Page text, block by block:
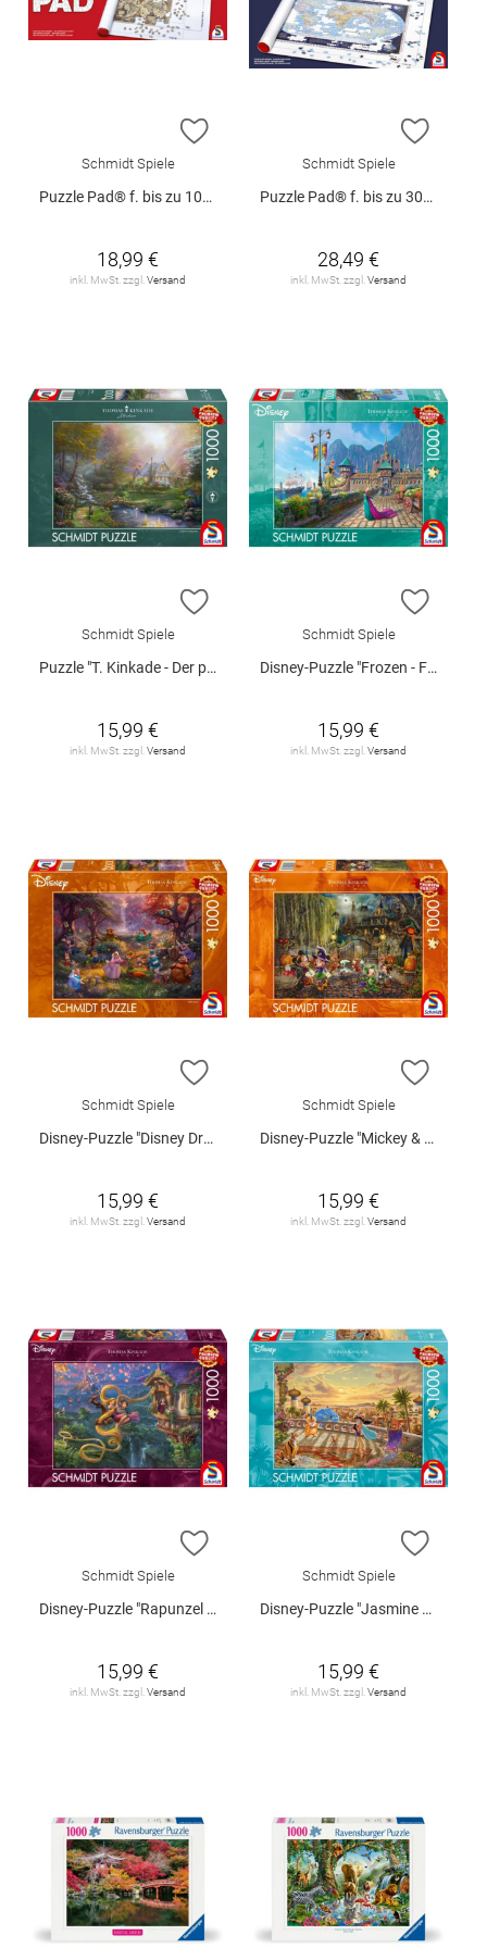
ZUR WUNSCHLISTE HINZUFÜGEN
Schmidt Spiele
Puzzle Pad® f. bis zu 1000T
18,99 €
inkl. MwSt. zzgl.Versand
ZUR
Schmidt Spiele
Puzzle Pad® f. bis zu 3000T
28,49 €
inkl. MwSt. zzgl.Versand
ZUR WUNSCHLISTE HINZUFÜGEN
Schmidt Spiele
Puzzle "T. Kinkade - Der perfekte Muttertag", 1000 Teile
15,99 €
inkl. MwSt. zzgl. Versand
ZUR
Schmidt Spiele
Disney-Puzzle "Frozen - Feiern in Arendelle", 1000 Teile
15,99 €
inkl. MwSt. zzgl. Versand
ZUR WUNSCHLISTE HINZUFÜGEN
Schmidt Spiele
Disney-Puzzle "Disney Dreams Collection - Robin Hood", 1000 Teile
15,99 €
inkl. MwSt. zzgl. Versand
ZUR
Schmidt Spiele
Disney-Puzzle "Mickey & Minny Halloween Spaß", 1000 Teile
15,99 €
inkl. MwSt. zzgl. Versand
ZUR WUNSCHLISTE HINZUFÜGEN
Schmidt Spiele
Disney-Puzzle "Rapunzel - Verstrickt in Liebe", 1000 Teile
15,99 €
inkl. MwSt. zzgl. Versand
ZUR
Schmidt Spiele
Disney-Puzzle "Jasmine Dancing in the Desert Sunlight", 1000 Teile
15,99 €
inkl. MwSt. zzgl. Versand